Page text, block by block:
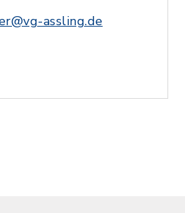
assling.de